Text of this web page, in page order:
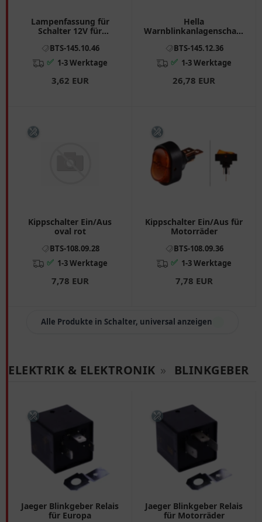
Lampenfassung für
Schalter 12V für
BTS-145.10.46
✅ 1-3 Werktage
3,62 EUR
Hella
Warnblinkanlagenschalter
BTS-145.12.36
✅ 1-3 Werktage
26,78 EUR
Kippschalter Ein/Aus
oval rot
BTS-108.09.28
✅ 1-3 Werktage
7,78 EUR
Kippschalter Ein/Aus für
Motorräder
BTS-108.09.36
✅ 1-3 Werktage
7,78 EUR
Alle Produkte in Schalter, universal anzeigen
ELEKTRIK & ELEKTRONIK » BLINKGEBER
Jaeger Blinkgeber Relais
für Europa
Jaeger Blinkgeber Relais
für Motorräder